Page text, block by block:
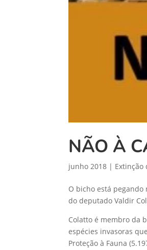
NÃO À
junho 2018 | Extinção
O bicho está pegando
do deputado Valdir
Colatto é membro da
espécies invasoras
Proteção à Fauna